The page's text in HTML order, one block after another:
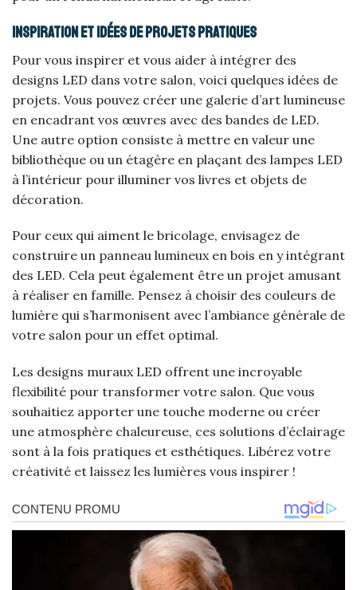
Inspiration et idées de projets pratiques
Pour vous inspirer et vous aider à intégrer des
designs LED dans votre salon, voici quelques idées de
projets. Vous pouvez créer une galerie d’art lumineuse
en encadrant vos œuvres avec des bandes de LED.
Une autre option consiste à mettre en valeur une
bibliothèque ou un étagère en plaçant des lampes LED
à l’intérieur pour illuminer vos livres et objets de
décoration.
Pour ceux qui aiment le bricolage, envisagez de
construire un panneau lumineux en bois en y intégrant
des LED. Cela peut également être un projet amusant
à réaliser en famille. Pensez à choisir des couleurs de
lumière qui s’harmonisent avec l’ambiance générale de
votre salon pour un effet optimal.
Les designs muraux LED offrent une incroyable
flexibilité pour transformer votre salon. Que vous
souhaitiez apporter une touche moderne ou créer
une atmosphère chaleureuse, ces solutions d’éclairage
sont à la fois pratiques et esthétiques. Libérez votre
créativité et laissez les lumières vous inspirer !